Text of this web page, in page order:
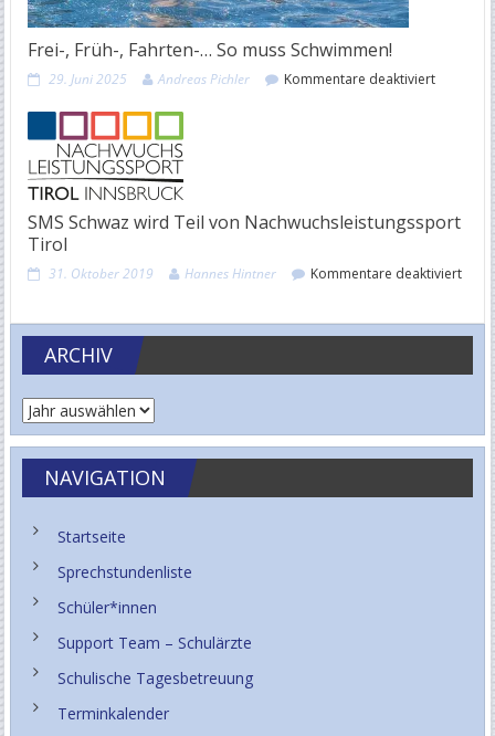
Frei-, Früh-, Fahrten-… So muss Schwimmen!
29. Juni 2025 Andreas Pichler Kommentare deaktiviertfür
SMS Schwaz wird Teil von Nachwuchsleistungssport
Tirol
31. Oktober 2019 Hannes Hintner Kommentare deaktiviertfür
wird
von
ARCHIV
NAVIGATION
Startseite
Sprechstundenliste
Schüler*innen
Support Team – Schulärzte
Schulische Tagesbetreuung
Terminkalender